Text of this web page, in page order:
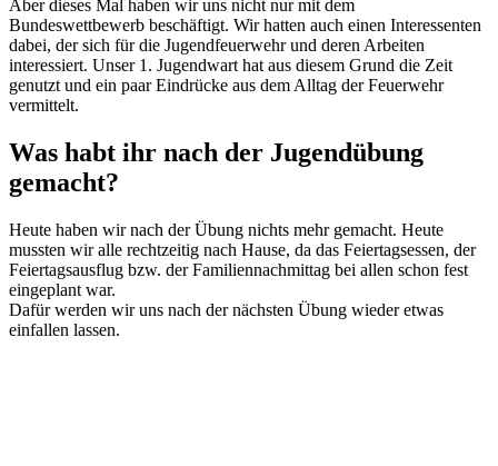
Aber dieses Mal haben wir uns nicht nur mit dem
Bundeswettbewerb beschäftigt. Wir hatten auch einen Interessenten
dabei, der sich für die Jugendfeuerwehr und deren Arbeiten
interessiert. Unser 1. Jugendwart hat aus diesem Grund die Zeit
genutzt und ein paar Eindrücke aus dem Alltag der Feuerwehr
vermittelt.
Was habt ihr nach der Jugendübung
gemacht?
Heute haben wir nach der Übung nichts mehr gemacht. Heute
mussten wir alle rechtzeitig nach Hause, da das Feiertagsessen, der
Feiertagsausflug bzw. der Familiennachmittag bei allen schon fest
eingeplant war.
Dafür werden wir uns nach der nächsten Übung wieder etwas
einfallen lassen.